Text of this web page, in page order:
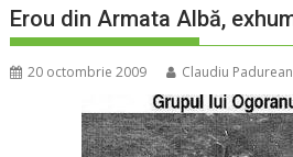
Erou din Armata Albă,
20 octombrie 2009 Claudiu Padurean